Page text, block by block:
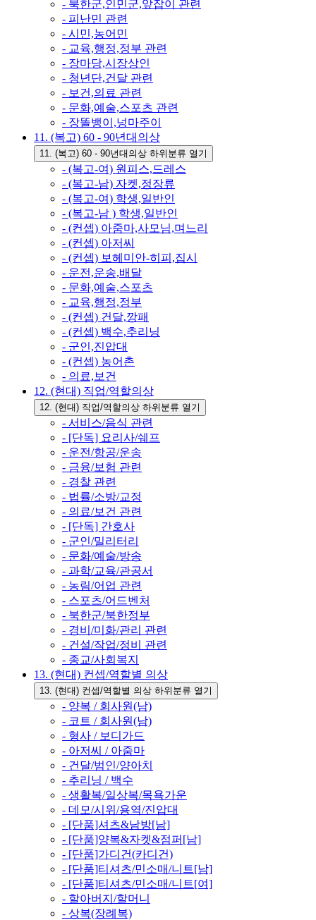
- 북한군,인민군,앞잡이 관련
- 피난민 관련
- 시민,농어민
- 교육,행정,정부 관련
- 장마당,시장상인
- 청년단,건달 관련
- 보건,의료 관련
- 문화,예술,스포츠 관련
- 장똘뱅이,넝마주이
11. (복고) 60 - 90년대의상
11. (복고) 60 - 90년대의상 하위분류 열기
- (복고-여) 원피스,드레스
- (복고-남) 자켓,정장류
- (복고-여) 학생,일반인
- (복고-남 ) 학생,일반인
- (컨셉) 아줌마,사모님,며느리
- (컨셉) 아저씨
- (컨셉) 보헤미안-히피,집시
- 운전,운송,배달
- 문화,예술,스포츠
- 교육,행정,정부
- (컨셉) 건달,깡패
- (컨셉) 백수,추리닝
- 군인,진압대
- (컨셉) 농어촌
- 의료,보건
12. (현대) 직업/역할의상
12. (현대) 직업/역할의상 하위분류 열기
- 서비스/음식 관련
- [단독] 요리사/쉐프
- 운전/항공/운송
- 금융/보험 관련
- 경찰 관련
- 법률/소방/교정
- 의료/보건 관련
- [단독] 간호사
- 군인/밀리터리
- 문화/예술/방송
- 과학/교육/관공서
- 농림/어업 관련
- 스포츠/어드벤처
- 북한군/북한정부
- 경비/미화/관리 관련
- 건설/작업/정비 관련
- 종교/사회복지
13. (현대) 컨셉/역할별 의상
13. (현대) 컨셉/역할별 의상 하위분류 열기
- 양복 / 회사원(남)
- 코트 / 회사원(남)
- 형사 / 보디가드
- 아저씨 / 아줌마
- 건달/범인/양아치
- 추리닝 / 백수
- 생활복/일상복/목욕가운
- 데모/시위/용역/진압대
- [단품]셔츠&남방[남]
- [단품]양복&자켓&점퍼[남]
- [단품]가디건(카디건)
- [단품]티셔츠/민소매/니트[남]
- [단품]티셔츠/민소매/니트[여]
- 할아버지/할머니
- 상복(장례복)